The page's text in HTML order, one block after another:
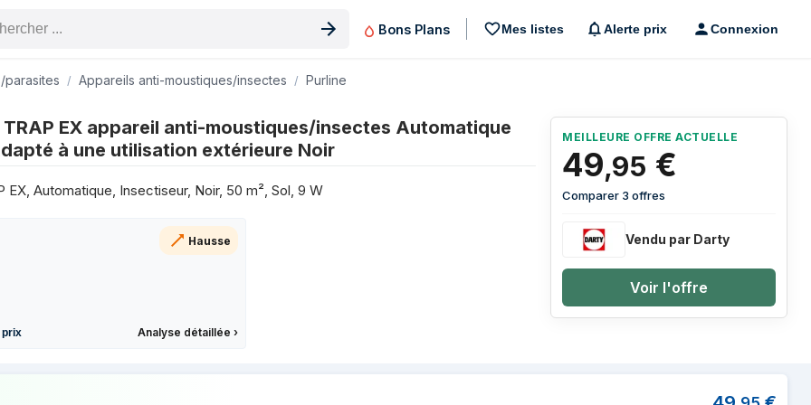
produit
Bons Plans Mes listes Alerte prix Connexion
parasites Appareils anti-moustiques/insectes Purline
TRAP EX appareil anti-moustiques/insectes Automatique
à une utilisation extérieure Noir
EX, Automatique, Insectiseur, Noir, 50 m², Sol, 9 W
Hausse
prix Analyse détaillée ›
MEILLEURE OFFRE ACTUELLE
49,95 €
Comparer 3 offres
Vendu par Darty
Voir l'offre
Prix
37,99 €
39,95 €
de Purline ZZAP TRAP EX appareil anti-moustiques/insectes Automatique